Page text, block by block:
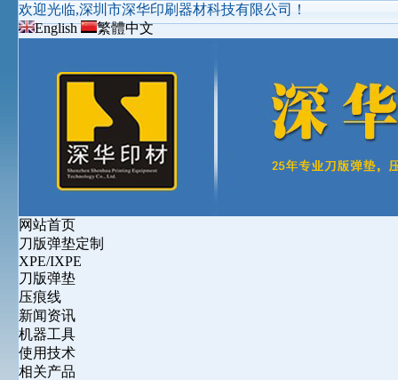
欢迎光临,深圳市深华印刷器材科技有限公司！
English
繁體中文
网站首页
刀版弹垫定制
XPE/IXPE
刀版弹垫
压痕线
新闻资讯
机器工具
使用技术
相关产品